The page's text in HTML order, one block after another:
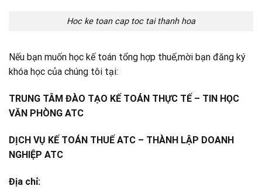
Hoc ke toan cap toc tai thanh hoa
Nếu bạn muốn học kế toán tổng hợp thuế,mời bạn đăng ký
khóa học của chúng tôi tại:
TRUNG TÂM ĐÀO TẠO KẾ TOÁN THỰC TẾ – TIN HỌC
VĂN PHÒNG ATC
DỊCH VỤ KẾ TOÁN THUẾ ATC – THÀNH LẬP DOANH
NGHIỆP ATC
Địa chỉ: